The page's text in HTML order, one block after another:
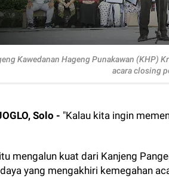
Kawedanan Hageng Punakawan (KHP)
acara closing
Solo - "Kalau kita ingin
mengalun kuat dari Kanjeng
yang mengakhiri kemegahan